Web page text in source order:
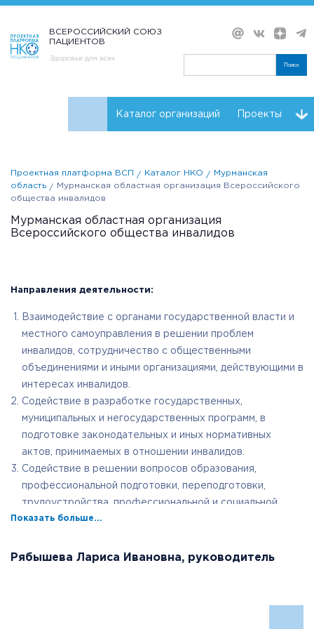
ВСЕРОССИЙСКИЙ СОЮЗ
ПАЦИЕНТОВ
Здоровье для всех
Поиск
Каталог организаций Проекты
Проектная платформа ВСП Каталог НКО
Мурманская
область
Мурманская областная организация Всероссийского
общества инвалидов
Мурманская областная организация
Всероссийского общества инвалидов
Направления деятельности:
Взаимодействие с органами государственной власти и
местного самоуправления в решении проблем
инвалидов, сотрудничество с общественными
объединениями и иными организациями, действующими в
интересах инвалидов.
Содействие в разработке государственных,
муниципальных и негосударственных программ, в
подготовке законодательных и иных нормативных
актов, принимаемых в отношении инвалидов.
Содействие в решении вопросов образования,
профессиональной подготовки, переподготовки,
трудоустройства, профессиональной и социальной
реабилитации и абилитации.
способностей, занятиях физической культурой,
Показать больше...
Рябышева Лариса Ивановна, руководитель